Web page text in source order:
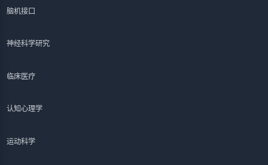
脑机接口
神经科学研究
临床医疗
认知心理学
运动科学